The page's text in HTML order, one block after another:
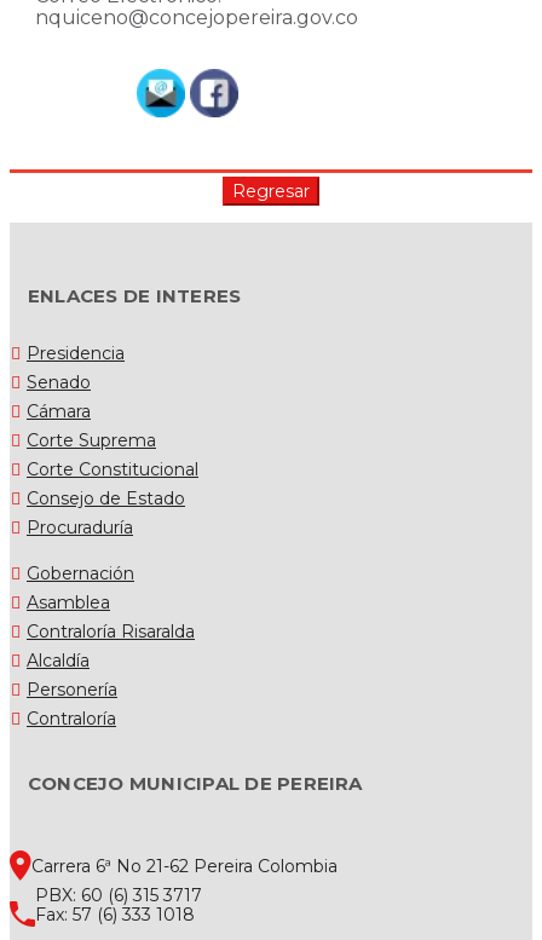
nquiceno@concejopereira.gov.co
ENLACES DE INTERES
Presidencia
Senado
Cámara
Corte Suprema
Corte Constitucional
Consejo de Estado
Procuraduría
Gobernación
Asamblea
Contraloría Risaralda
Alcaldía
Personería
Contraloría
CONCEJO MUNICIPAL DE PEREIRA
Carrera 6ª No 21-62 Pereira Colombia
PBX: 60 (6) 315 3717
Fax: 57 (6) 333 1018